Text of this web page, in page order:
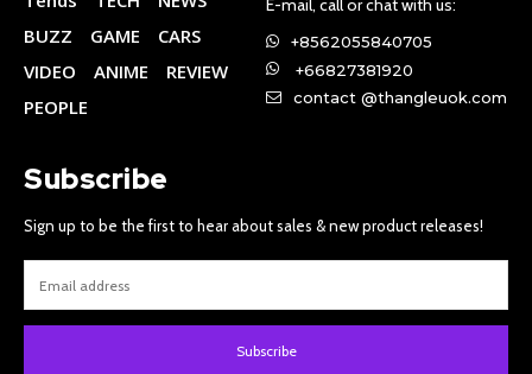
BUZZ
GAME
CARS
VIDEO
ANIME
REVIEW
PEOPLE
E-mail, call or chat with us:
+8562055840705
+66827381920
contact @thangleuok.com
Subscribe
Sign up to be the first to hear about sales & new product releases!
Subscribe